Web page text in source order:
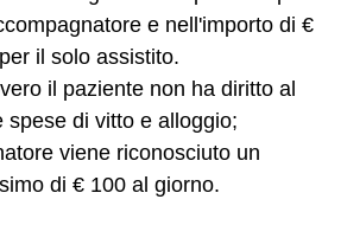
e nell'importo di €
il solo assistito.
il paziente non ha diritto al
spese di vitto e alloggio;
viene riconosciuto un
di € 100 al giorno.